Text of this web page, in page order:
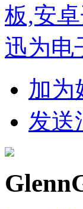
板,安
迅为电
加为
发送